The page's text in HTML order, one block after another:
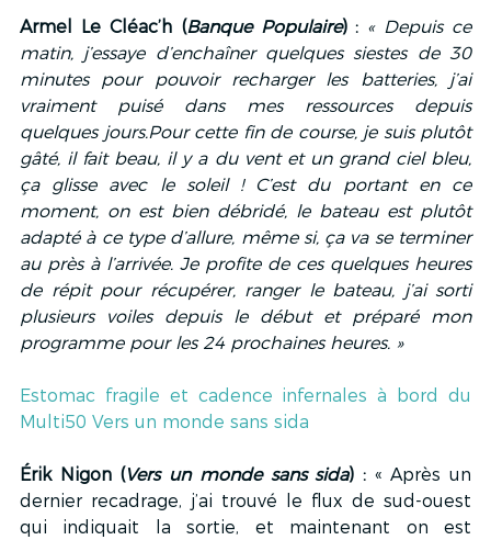
Armel Le Cléac’h (Banque Populaire) : « Depuis ce
matin, j’essaye d’enchaîner quelques siestes de 30
minutes pour pouvoir recharger les batteries, j’ai
vraiment puisé dans mes ressources depuis
quelques jours.Pour cette fin de course, je suis plutôt
gâté, il fait beau, il y a du vent et un grand ciel bleu,
ça glisse avec le soleil ! C’est du portant en ce
moment, on est bien débridé, le bateau est plutôt
adapté à ce type d’allure, même si, ça va se terminer
au près à l’arrivée. Je profite de ces quelques heures
de répit pour récupérer, ranger le bateau, j’ai sorti
plusieurs voiles depuis le début et préparé mon
programme pour les 24 prochaines heures. »
Estomac fragile et cadence infernales à bord du
Multi50 Vers un monde sans sida
Érik Nigon (Vers un monde sans sida) : « Après un
dernier recadrage, j’ai trouvé le flux de sud-ouest
qui indiquait la sortie, et maintenant on est